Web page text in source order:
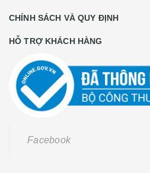
CHÍNH SÁCH VÀ QUY ĐỊNH
HỖ TRỢ KHÁCH HÀNG
Facebook